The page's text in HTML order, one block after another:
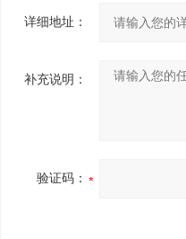
详细地址：
补充说明：
验证码：